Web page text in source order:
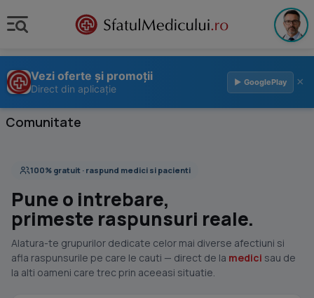
Vezi oferte și promoții
Direct din aplicație
▶ GooglePlay ×
Comunitate
100% gratuit · raspund medici si pacienti
Pune o intrebare,
primeste raspunsuri reale.
Alatura-te grupurilor dedicate celor mai diverse afectiuni si
afla raspunsurile pe care le cauti — direct de la medici sau de
la alti oameni care trec prin aceeasi situatie.